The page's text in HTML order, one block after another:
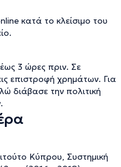
κατά το κλείσιμο του
3 ώρες πριν. Σε
επιστροφή χρημάτων. Για
διάβασε την πολιτική
.
Κύπρου, Συστημική